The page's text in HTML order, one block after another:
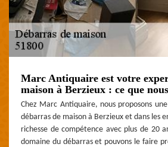
Marc Antiquaire est votre
maison à Berzieux : ce que
Chez Marc Antiquaire, nous proposons
débarras de maison à Berzieux et dans les
richesse de compétence avec plus de 20
domaine du débarras et pouvons le faire